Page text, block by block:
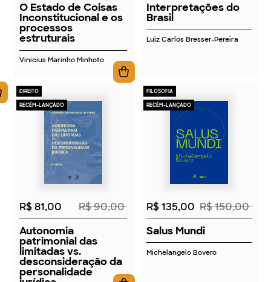
O Estado de Coisas
Inconstitucional e os
processos
estruturais
Vinicius Marinho Minhoto
Interpretações do
Brasil
Luiz Carlos Bresser-Pereira
DIREITO
RECÉM-LANÇADO
2026
R$ 81,00
R$ 90,00
Autonomia
patrimonial das
limitadas vs.
desconsideração da
personalidade
FILOSOFIA
RECÉM-LANÇADO
2026
R$ 135,00 R$ 150,00
Salus Mundi
Michelangelo Bovero